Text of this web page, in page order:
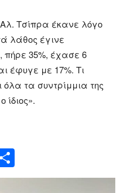
Τσίπρα έκανε λόγο
λάθος έγινε
35%, έχασε 6
έφυγε με 17%. Τι
τα συντρίμμια της
ίδιος».